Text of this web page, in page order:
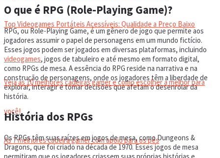
Top Videogames Portáteis Acessíveis: Qualidade a Preço Baixo
CADEIRA GAMER
Veja as 10 melhores cadeiras gamer e como escolher a melhor para
você!
As 7 melhores cadeira gamer com apoio para os pés
O que é RPG (Role-Playing Game)?
RPG, ou Role-Playing Game, é um gênero de jogo que permite aos
jogadores assumir o papel de personagens em um mundo fictício.
Esses jogos podem ser jogados em diversas plataformas, incluindo
videogames, jogos de tabuleiro e até mesmo em formato digital,
como RPGs de mesa. A essência do RPG reside na narrativa e na
construção de personagens, onde os jogadores têm a liberdade de
explorar, interagir e tomar decisões que afetam o desenrolar da
história.
História dos RPGs
Os RPGs têm suas raízes em jogos de mesa, como Dungeons &
Dragons, que foi criado na década de 1970. Esses jogos de mesa